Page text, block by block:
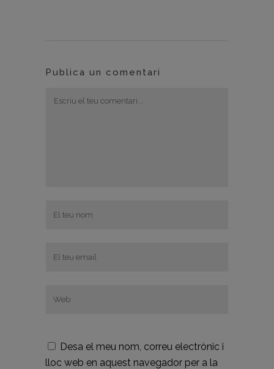
Publica un comentari
Desa el meu nom, correu electrònic i
lloc web en aquest navegador per a la